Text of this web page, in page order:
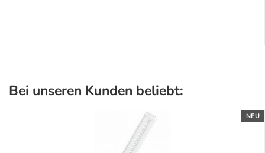
Bei unseren Kunden beliebt:
NEU